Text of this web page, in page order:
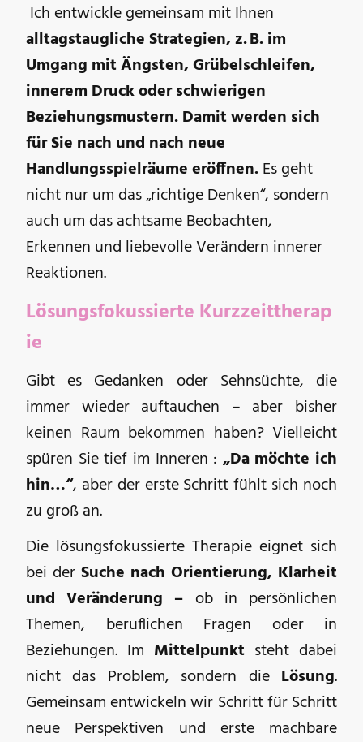
Ich entwickle gemeinsam mit Ihnen
alltagstaugliche Strategien, z. B. im
Umgang mit Ängsten, Grübelschleifen,
innerem Druck oder schwierigen
Beziehungsmustern. Damit werden sich
für Sie nach und nach neue
Handlungsspielräume eröffnen.Es geht
nicht nur um das „richtige Denken“, sondern
auch um das achtsame Beobachten,
Erkennen und liebevolle Verändern innerer
Reaktionen.
Lösungsfokussierte Kurzzeittherap
ie
Gibt es Gedanken oder Sehnsüchte, die
immer wieder auftauchen – aber bisher
keinen Raum bekommen haben? Vielleicht
spüren Sie tief im Inneren : „Da möchte ich
hin…“, aber der erste Schritt fühlt sich noch
zu groß an.
Die lösungsfokussierte Therapie eignet sich
bei der Suche nach Orientierung, Klarheit
und Veränderung – ob in persönlichen
Themen, beruflichen Fragen oder in
Beziehungen. Im Mittelpunkt steht dabei
nicht das Problem, sondern die Lösung.
Gemeinsam entwickeln wir Schritt für Schritt
neue Perspektiven und erste machbare